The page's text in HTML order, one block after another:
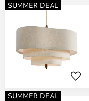
SUMMER DEAL
SUMMER DEAL